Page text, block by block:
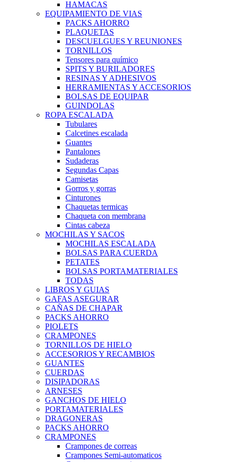
HAMACAS
EQUIPAMIENTO DE VIAS
PACKS AHORRO
PLAQUETAS
DESCUELGUES Y REUNIONES
TORNILLOS
Tensores para químico
SPITS Y BURILADORES
RESINAS Y ADHESIVOS
HERRAMIENTAS Y ACCESORIOS
BOLSAS DE EQUIPAR
GUINDOLAS
ROPA ESCALADA
Tubulares
Calcetines escalada
Guantes
Pantalones
Sudaderas
Segundas Capas
Camisetas
Gorros y gorras
Cinturones
Chaquetas termicas
Chaqueta con membrana
Cintas cabeza
MOCHILAS Y SACOS
MOCHILAS ESCALADA
BOLSAS PARA CUERDA
PETATES
BOLSAS PORTAMATERIALES
TODAS
LIBROS Y GUIAS
GAFAS ASEGURAR
CAÑAS DE CHAPAR
PACKS AHORRO
PIOLETS
CRAMPONES
TORNILLOS DE HIELO
ACCESORIOS Y RECAMBIOS
GUANTES
CUERDAS
DISIPADORAS
ARNESES
GANCHOS DE HIELO
PORTAMATERIALES
DRAGONERAS
PACKS AHORRO
CRAMPONES
Crampones de correas
Crampones Semi-automaticos